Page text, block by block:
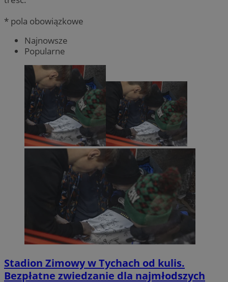
* pola obowiązkowe
Najnowsze
Popularne
Stadion Zimowy w Tychach od kulis.
Bezpłatne zwiedzanie dla najmłodszych